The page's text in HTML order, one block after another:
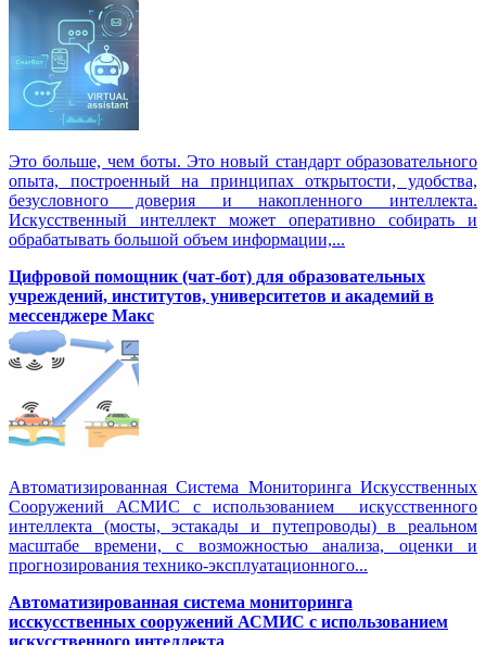
Это больше, чем боты. Это новый стандарт образовательного
опыта, построенный на принципах открытости, удобства,
безусловного доверия и накопленного интеллекта.
Искусственный интеллект может оперативно собирать и
обрабатывать большой объем информации,...
Цифровой помощник (чат-бот) для образовательных
учреждений, институтов, университетов и академий в
мессенджере Макс
Автоматизированная Система Мониторинга Искусственных
Сооружений АСМИС с использованием искусственного
интеллекта (мосты, эстакады и путепроводы) в реальном
масштабе времени, с возможностью анализа, оценки и
прогнозирования технико-эксплуатационного...
Автоматизированная система мониторинга
исскусственных сооружений АСМИС с использованием
искусственного интеллекта